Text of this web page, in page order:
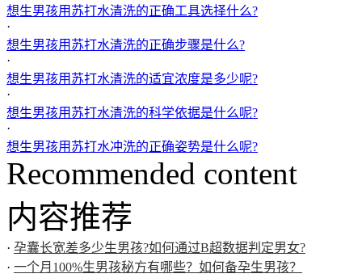
想生男孩用苏打水清洗的正确工具选择什么?
·
想生男孩用苏打水清洗的正确步骤是什么?
·
想生男孩用苏打水清洗的适宜浓度是多少呢?
·
想生男孩用苏打水清洗的科学依据是什么呢?
·
想生男孩用苏打水冲洗的正确姿势是什么呢?
Recommended content
内容推荐
· 孕囊长宽差多少生男孩?如何通过B超数据判定男女?
· 一个月100%生男孩秘方有哪些？如何备孕生男孩？